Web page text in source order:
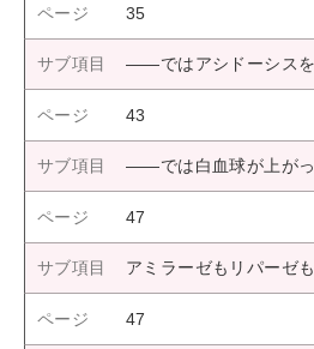
35
――ではアシドーシス
43
――では白血球が上がっ
47
アミラーゼもリパーゼ
47